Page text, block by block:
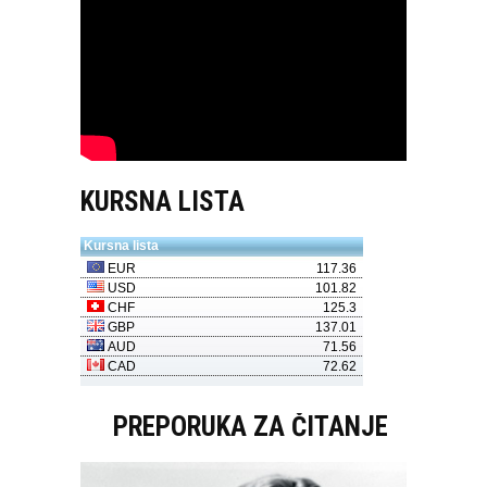
KURSNA LISTA
PREPORUKA ZA ČITANJE